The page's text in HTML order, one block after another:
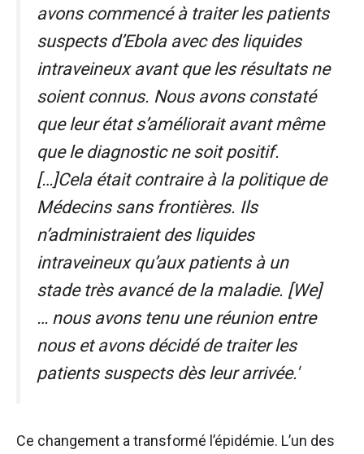
avons commencé à traiter les patients
suspects d’Ebola avec des liquides
intraveineux avant que les résultats ne
soient connus. Nous avons constaté
que leur état s’améliorait avant même
que le diagnostic ne soit positif.
[…]Cela était contraire à la politique de
Médecins sans frontières. Ils
n’administraient des liquides
intraveineux qu’aux patients à un
stade très avancé de la maladie. [We]
… nous avons tenu une réunion entre
nous et avons décidé de traiter les
patients suspects dès leur arrivée.'
Ce changement a transformé l’épidémie. L’un des